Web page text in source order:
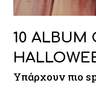
10 ALBUM
Υπάρχουν πιο